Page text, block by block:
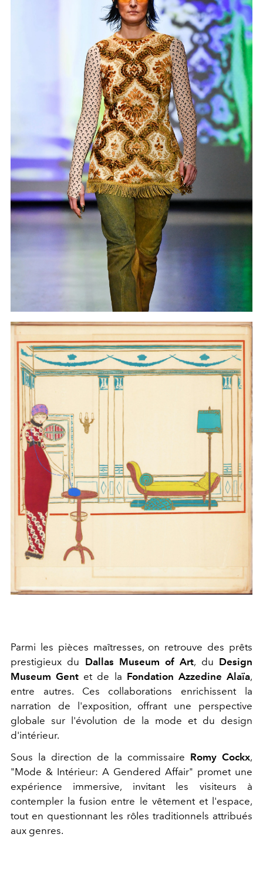
Parmi les pièces maîtresses, on retrouve des prêts
prestigieux du Dallas Museum of Art, du Design
Museum Gent et de la Fondation Azzedine Alaïa,
entre autres. Ces collaborations enrichissent la
narration de l'exposition, offrant une perspective
globale sur l'évolution de la mode et du design
d'intérieur.
Sous la direction de la commissaire Romy Cockx,
"Mode & Intérieur: A Gendered Affair" promet une
expérience immersive, invitant les visiteurs à
contempler la fusion entre le vêtement et l'espace,
tout en questionnant les rôles traditionnels attribués
aux genres.